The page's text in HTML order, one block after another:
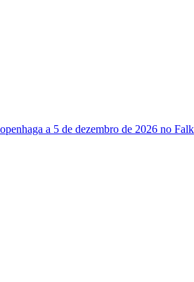
a 5 de dezembro de 2026 no